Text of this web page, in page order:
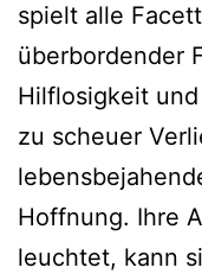
spielt alle
überbordender
Hilflosigkeit
zu scheuer
Hoffnung. Ihre
leuchtet, kann